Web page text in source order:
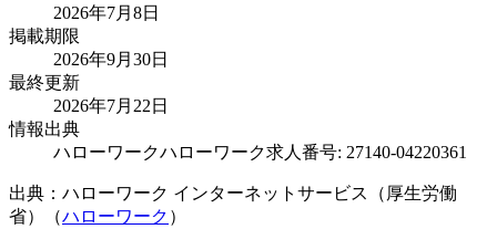
2026年7月8日
掲載期限
2026年9月30日
最終更新
2026年7月22日
情報出典
ハローワークハローワーク求人番号: 27140-04220361
出典：ハローワーク インターネットサービス（厚生労働
省）（ハローワーク ）